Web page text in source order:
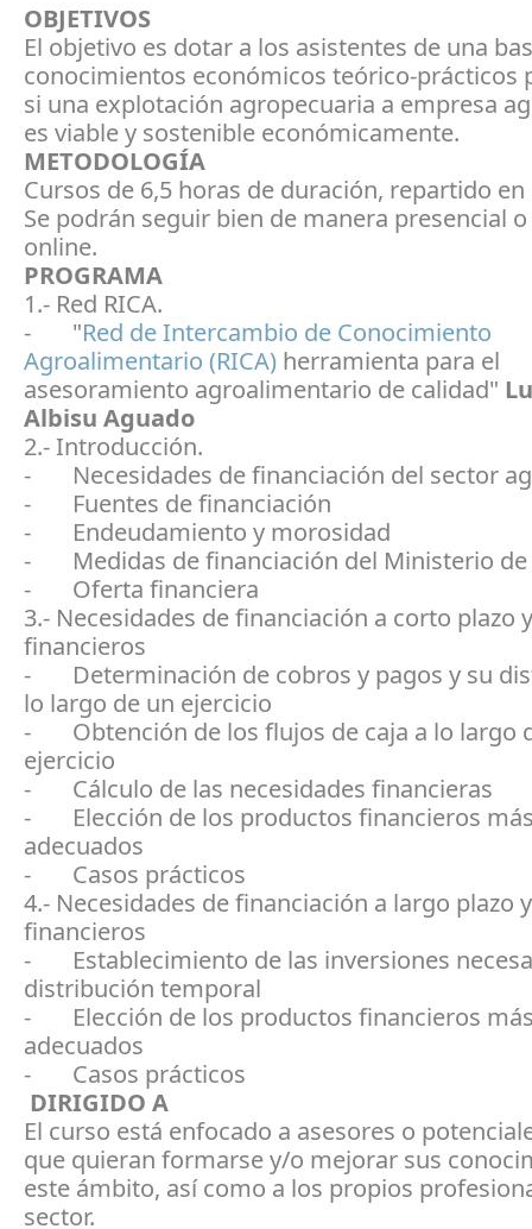
OBJETIVOS
El objetivo es dotar a los asistentes de una
conocimientos económicos teórico-prácticos
si una explotación agropecuaria a empresa
es viable y sostenible económicamente.
METODOLOGÍA
Cursos de 6,5 horas de duración, repartido
Se podrán seguir bien de manera presencial
online.
PROGRAMA
1.- Red RICA.
- "Red de Intercambio de Conocimiento
Agroalimentario (RICA) herramienta para el
asesoramiento agroalimentario de calidad"
Albisu Aguado
2.- Introducción.
- Necesidades de financiación del sector
- Fuentes de financiación
- Endeudamiento y morosidad
- Medidas de financiación del Ministerio de
- Oferta financiera
3.- Necesidades de financiación a corto plazo
financieros
- Determinación de cobros y pagos y su
lo largo de un ejercicio
- Obtención de los flujos de caja a lo largo
ejercicio
- Cálculo de las necesidades financieras
- Elección de los productos financieros
adecuados
- Casos prácticos
4.- Necesidades de financiación a largo plazo
financieros
- Establecimiento de las inversiones
distribución temporal
- Elección de los productos financieros
adecuados
- Casos prácticos
DIRIGIDO A
El curso está enfocado a asesores o
que quieran formarse y/o mejorar sus
este ámbito, así como a los propios
sector.